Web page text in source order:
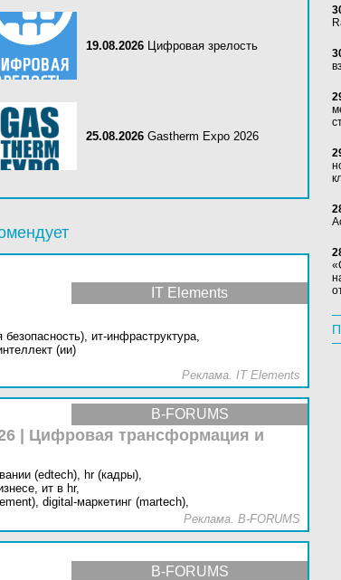
19.08.2026 Цифровая зрелость
25.08.2026 Gastherm Expo 2026
IT Elements
ит-инфраструктура,
(ии)
Реклама. IT Elements
B-FORUMS
| Цифровая трансформация и
(edtech), hr (кадры),
ит в hr,
digital-маркетинг (martech),
Реклама. B-FORUMS
B-FORUMS